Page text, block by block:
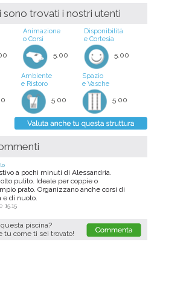
sono trovati i nostri utenti
Animazione
o Corsi
5.00
Disponibilità
e Cortesia
5.00
Ambiente
e Ristoro
5.00
Spazio
e Vasche
5.00
a pochi minuti di Alessandria.
pulito. Ideale per coppie o
prato. Organizzano anche corsi di
di nuoto.
15.15
piscina?
tu come ti sei trovato!